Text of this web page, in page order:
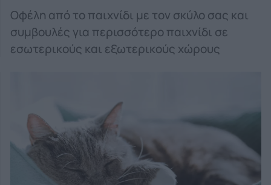
Οφέλη από το παιχνίδι με τον σκύλο σας και
συμβουλές για περισσότερο παιχνίδι σε
εσωτερικούς και εξωτερικούς χώρους